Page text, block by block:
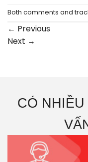
Both comments and
← Previous
Next →
CÓ